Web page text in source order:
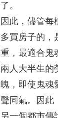
了。
因此，儘管
多買房子的，
重，最適合鬼
兩人大半生的
魄，即使鬼魂
聲同氣。因此
另一個都市傳